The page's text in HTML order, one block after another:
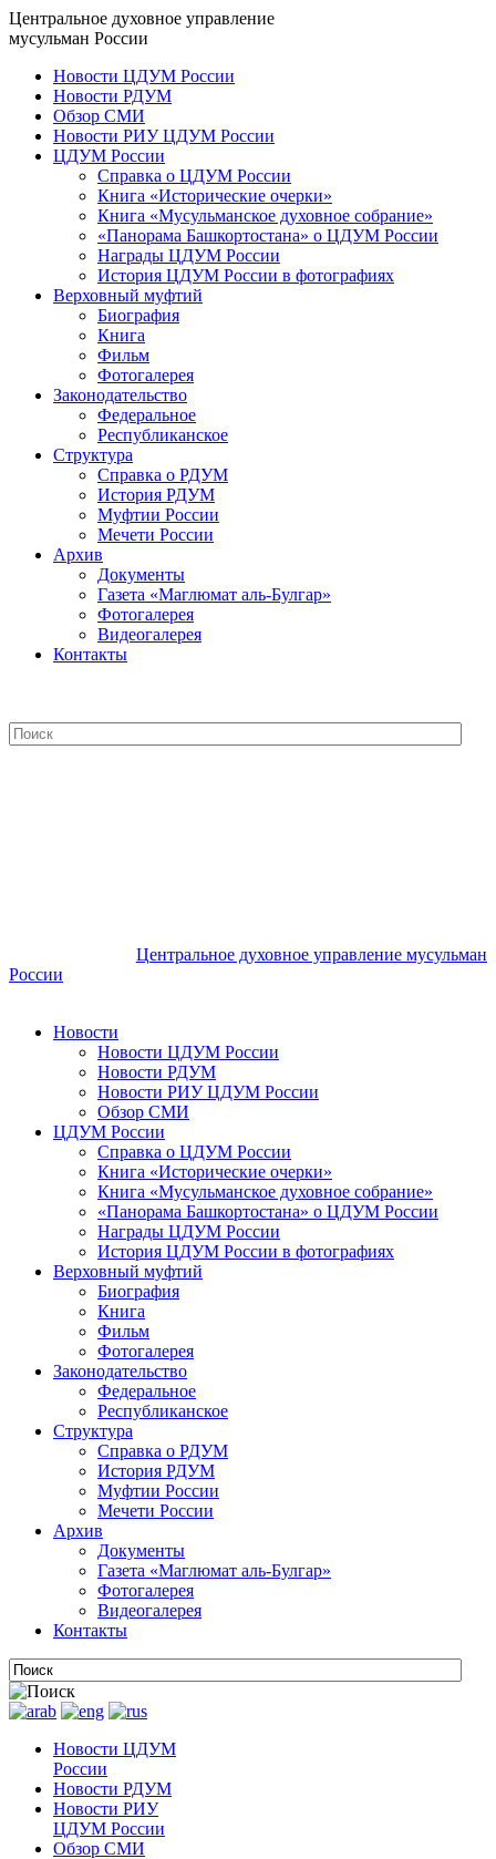
Центральное духовное управление
мусульман России
Новости ЦДУМ России
Новости РДУМ
Обзор СМИ
Новости РИУ ЦДУМ России
ЦДУМ России
Справка о ЦДУМ России
Книга «Исторические очерки»
Книга «Мусульманское духовное собрание»
«Панорама Башкортостана» о ЦДУМ России
Награды ЦДУМ России
История ЦДУМ России в фотографиях
Верховный муфтий
Биография
Книга
Фильм
Фотогалерея
Законодательство
Федеральное
Республиканское
Структура
Справка о РДУМ
История РДУМ
Муфтии России
Мечети России
Архив
Документы
Газета «Маглюмат аль-Булгар»
Фотогалерея
Видеогалерея
Контакты
Центральное духовное управление мусульман
России
Новости
Новости ЦДУМ России
Новости РДУМ
Новости РИУ ЦДУМ России
Обзор СМИ
ЦДУМ России
Справка о ЦДУМ России
Книга «Исторические очерки»
Книга «Мусульманское духовное собрание»
«Панорама Башкортостана» о ЦДУМ России
Награды ЦДУМ России
История ЦДУМ России в фотографиях
Верховный муфтий
Биография
Книга
Фильм
Фотогалерея
Законодательство
Федеральное
Республиканское
Структура
Справка о РДУМ
История РДУМ
Муфтии России
Мечети России
Архив
Документы
Газета «Маглюмат аль-Булгар»
Фотогалерея
Видеогалерея
Контакты
Новости ЦДУМ
России
Новости РДУМ
Новости РИУ
ЦДУМ России
Обзор СМИ